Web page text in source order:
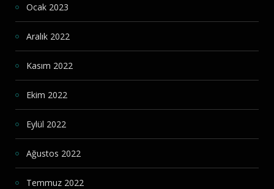
Ocak 2023
Aralık 2022
Kasım 2022
Ekim 2022
Eylül 2022
Ağustos 2022
Temmuz 2022